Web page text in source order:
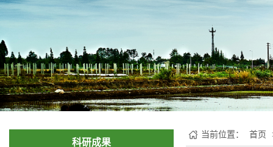
科研成果
当前位置： 首页